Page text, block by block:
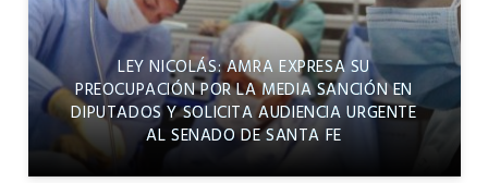
LEY NICOLÁS: AMRA EXPRESA SU
PREOCUPACIÓN POR LA MEDIA SANCIÓN EN
DIPUTADOS Y SOLICITA AUDIENCIA URGENTE
AL SENADO DE SANTA FE